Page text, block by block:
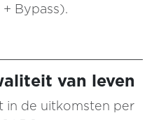
Bypass).
van leven
in de uitkomsten per